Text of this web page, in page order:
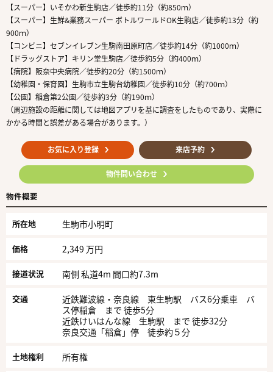
【スーパー】いそかわ新生駒店／徒歩約11分（約850ｍ）
【スーパー】生鮮&業務スーパー ボトルワールドOK生駒店／徒歩約13分（約
900ｍ）
【コンビニ】セブンイレブン生駒南田原町店／徒歩約14分（約1000ｍ）
【ドラッグストア】キリン堂生駒店／徒歩約5分（約400ｍ）
【病院】阪奈中央病院／徒歩約20分（約1500ｍ）
【幼稚園・保育園】生駒市立生駒台幼稚園／徒歩約10分（約700ｍ）
【公園】稲倉第2公園／徒歩約3分（約190ｍ）
（周辺施設の距離に関しては地図アプリを基に調査をしたものであり、実際に
かかる時間と誤差がある場合があります。）
お気に入り登録 来店予約
物件問い合わせ
物件概要
所在地 生駒市小明町
価格 2,349 万円
接道状況 南側 私道4m 間口約7.3m
交通
近鉄難波線・奈良線 東生駒駅 バス6分乗車 バ
ス停稲倉 まで 徒歩5分
近鉄けいはんな線 生駒駅 まで 徒歩32分
奈良交通「稲倉」停 徒歩約５分
土地権利 所有権